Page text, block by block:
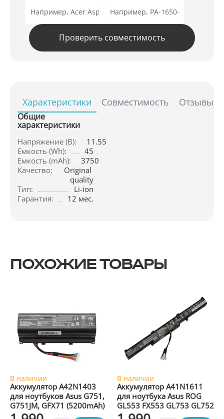
Проверить совместимость
Характеристики Совместимость Отзывы
Общие
характеристики
Напряжение (В):
11.55
Емкость (Wh):
45
Емкость (mAh):
3750
Качество:
Original
quality
Тип:
Li-ion
Гарантия:
12 мес.
ПОХОЖИЕ ТОВАРЫ
В наличии
Аккумулятор A42N1403
для ноутбуков Asus G751,
G751JM, GFX71 (5200mAh)
В наличии
Аккумулятор A41N1611
для ноутбука Asus ROG
GL553 FX553 GL753 GL752